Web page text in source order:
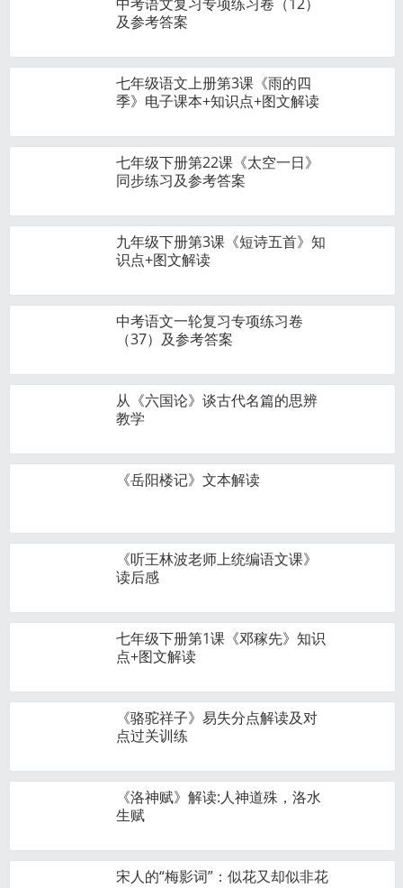
及参考答案
七年级语文上册第3课《雨的四
季》电子课本+知识点+图文解读
七年级下册第22课《太空一日》
同步练习及参考答案
九年级下册第3课《短诗五首》知
识点+图文解读
中考语文一轮复习专项练习卷
（37）及参考答案
从《六国论》谈古代名篇的思辨
教学
《岳阳楼记》文本解读
《听王林波老师上统编语文课》
读后感
七年级下册第1课《邓稼先》知识
点+图文解读
《骆驼祥子》易失分点解读及对
点过关训练
《洛神赋》解读:人神道殊，洛水
生赋
宋人的“梅影词”：似花又却似非花